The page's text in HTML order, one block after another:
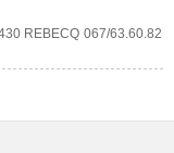
REBECQ 067/63.60.82